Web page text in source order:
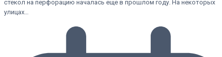
стекол на перфорацию началась еще в прошлом году. На некоторых
улицах…